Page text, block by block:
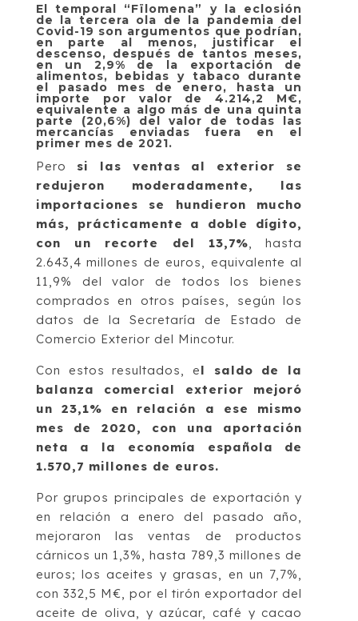
El temporal “Fïlomena” y la eclosión
de la tercera ola de la pandemia del
Covid-19 son argumentos que podrían,
en parte al menos, justificar el
descenso, después de tantos meses,
en un 2,9% de la exportación de
alimentos, bebidas y tabaco durante
el pasado mes de enero, hasta un
importe por valor de 4.214,2 M€,
equivalente a algo más de una quinta
parte (20,6%) del valor de todas las
mercancías enviadas fuera en el
primer mes de 2021.
Pero si las ventas al exterior se
redujeron moderadamente, las
importaciones se hundieron mucho
más, prácticamente a doble dígito,
con un recorte del 13,7%, hasta
2.643,4 millones de euros, equivalente al
11,9% del valor de todos los bienes
comprados en otros países, según los
datos de la Secretaría de Estado de
Comercio Exterior del Mincotur.
Con estos resultados, el saldo de la
balanza comercial exterior mejoró
un 23,1% en relación a ese mismo
mes de 2020, con una aportación
neta a la economía española de
1.570,7 millones de euros.
Por grupos principales de exportación y
en relación a enero del pasado año,
mejoraron las ventas de productos
cárnicos un 1,3%, hasta 789,3 millones de
euros; los aceites y grasas, en un 7,7%,
con 332,5 M€, por el tirón exportador del
aceite de oliva, y azúcar, café y cacao